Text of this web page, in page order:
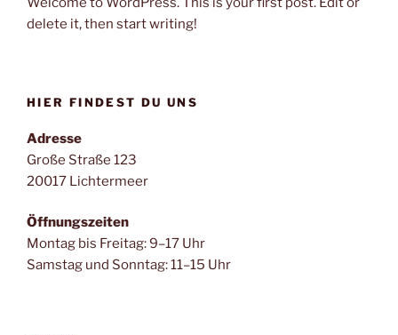
delete it, then start writing!
HIER FINDEST DU UNS
Adresse
Große Straße 123
20017 Lichtermeer
Öffnungszeiten
Montag bis Freitag: 9–17 Uhr
Samstag und Sonntag: 11–15 Uhr